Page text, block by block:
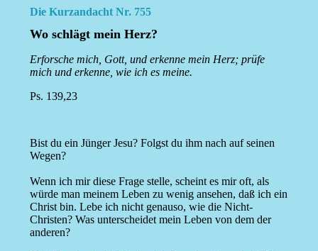
Die Kurzandacht Nr. 755
Wo schlägt mein Herz?
Erforsche mich, Gott, und erkenne mein Herz; prüfe
mich und erkenne, wie ich es meine.
Ps. 139,23
Bist du ein Jünger Jesu? Folgst du ihm nach auf seinen
Wegen?
Wenn ich mir diese Frage stelle, scheint es mir oft, als
würde man meinem Leben zu wenig ansehen, daß ich ein
Christ bin. Lebe ich nicht genauso, wie die Nicht-
Christen? Was unterscheidet mein Leben von dem der
anderen?